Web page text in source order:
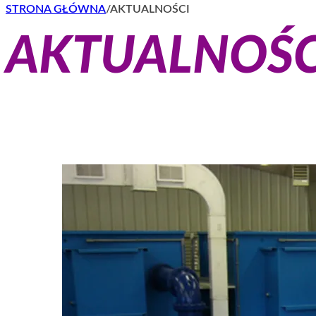
STRONA GŁÓWNA/AKTUALNOŚCI